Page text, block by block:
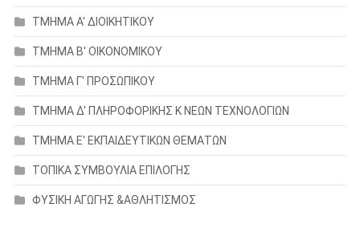
ΤΜΗΜΑ Α' ΔΙΟΙΚΗΤΙΚΟΥ
ΤΜΗΜΑ Β' ΟΙΚΟΝΟΜΙΚΟΥ
ΤΜΗΜΑ Γ' ΠΡΟΣΩΠΙΚΟΥ
ΤΜΗΜΑ Δ' ΠΛΗΡΟΦΟΡΙΚΗΣ Κ ΝΕΩΝ ΤΕΧΝΟΛΟΓΙΩΝ
ΤΜΗΜΑ Ε' ΕΚΠΑΙΔΕΥΤΙΚΩΝ ΘΕΜΑΤΩΝ
ΤΟΠΙΚΑ ΣΥΜΒΟΥΛΙΑ ΕΠΙΛΟΓΗΣ
ΦΥΣΙΚΗ ΑΓΩΓΗΣ &ΑΘΛΗΤΙΣΜΟΣ